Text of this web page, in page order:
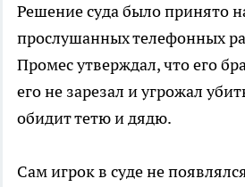
Решение суда было принято
прослушанных телефонных
Промес утверждал, что его
его не зарезал и угрожал
обидит тетю и дядю.
Сам игрок в суде не